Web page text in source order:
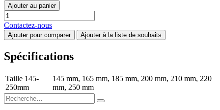
Ajouter au panier
Contactez-nous
Ajouter pour comparer Ajouter à la liste de souhaits
Spécifications
Taille 145-
250mm
145 mm, 165 mm, 185 mm, 200 mm, 210 mm, 220
mm, 250 mm